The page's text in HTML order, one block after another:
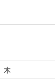
木